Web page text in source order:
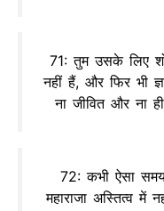
71: तुम उसके लिए
नहीं हैं, और फिर भी
ना जीवित और ना
72: कभी ऐसा
महाराजा अस्तित्व में